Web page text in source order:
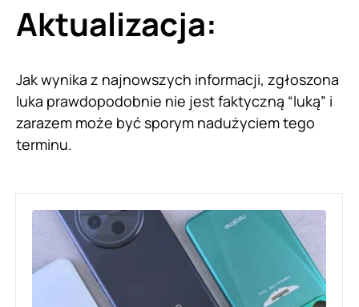
Aktualizacja:
Jak wynika z najnowszych informacji, zgłoszona
luka prawdopodobnie nie jest faktyczną “luką” i
zarazem może być sporym nadużyciem tego
terminu.